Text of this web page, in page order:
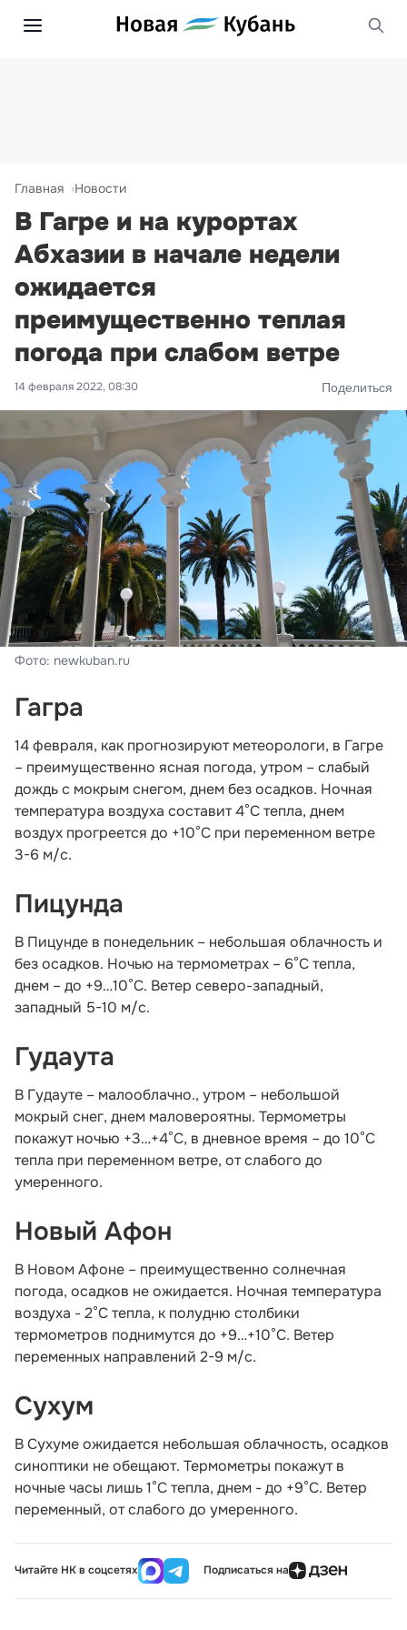
Главная Новости
В Гагре и на курортах
Абхазии в начале недели
ожидается
преимущественно теплая
погода при слабом ветре
14 февраля 2022, 08:30 Поделиться
Фото: newkuban.ru
Гагра
14 февраля, как прогнозируют метеорологи, в Гагре
– преимущественно ясная погода, утром – слабый
дождь с мокрым снегом, днем без осадков. Ночная
температура воздуха составит 4°С тепла, днем
воздух прогреется до +10°С при переменном ветре
3-6 м/с.
Пицунда
В Пицунде в понедельник – небольшая облачность и
без осадков. Ночью на термометрах – 6°С тепла,
днем – до +9…10°С. Ветер северо-западный,
западный 5-10 м/с.
Гудаута
В Гудауте – малооблачно., утром – небольшой
мокрый снег, днем маловероятны. Термометры
покажут ночью +3…+4°С, в дневное время – до 10°С
тепла при переменном ветре, от слабого до
умеренного.
Новый Афон
В Новом Афоне – преимущественно солнечная
погода, осадков не ожидается. Ночная температура
воздуха - 2°С тепла, к полудню столбики
термометров поднимутся до +9…+10°С. Ветер
переменных направлений 2-9 м/с.
Сухум
В Сухуме ожидается небольшая облачность, осадков
синоптики не обещают. Термометры покажут в
ночные часы лишь 1°С тепла, днем - до +9°С. Ветер
переменный, от слабого до умеренного.
Читайте НК в соцсетях Подписаться на